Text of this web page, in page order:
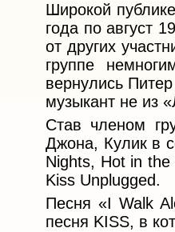
Широкой
года по август
от других
группе
вернулись
музыкант не из
Став членом
Джона, Кулик в
Nights, Hot in
Kiss Unplugged.
Песня «I Walk
песня KISS, в